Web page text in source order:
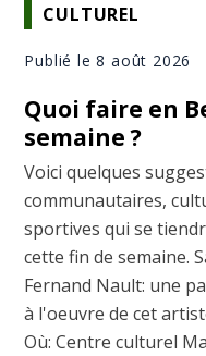
CULTUREL
Publié le 8 août 2026
Quoi faire en
semaine ?
Voici quelques
communautaires,
sportives qui se
cette fin de semaine.
Fernand Nault: une
à l'oeuvre de cet
Où: Centre culturel